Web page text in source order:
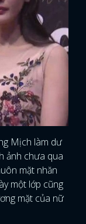
Mịch làm dư
ảnh chưa qua
mặt nhăn
một lớp cũng
mặt của nữ